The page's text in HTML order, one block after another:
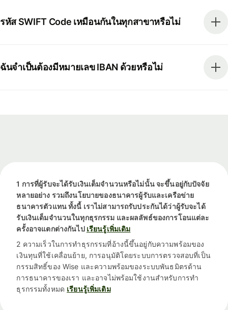
รหัส SWIFT Code เหมือนกันในทุกสาขาหรือไม่
ฉันจำเป็นต้องมีหมายเลข IBAN ด้วยหรือไม่
1 การที่ผู้รับจะได้รับเงินเต็มจำนวนหรือไม่นั้น จะขึ้นอยู่กับปัจจัย
หลายอย่าง รวมถึงนโยบายของธนาคารผู้รับและเครือข่าย
ธนาคารตัวแทน ทั้งนี้ เราไม่สามารถรับประกันได้ว่าผู้รับจะได้
รับเงินเต็มจำนวนในทุกธุรกรรม และผลลัพธ์ของการโอนแต่ละ
ครั้งอาจแตกต่างกันไป เรียนรู้เพิ่มเติม
2 ความเร็วในการทำธุรกรรมที่อ้างนี้ขึ้นอยู่กับความพร้อมของ
เงินทุนที่ใช้เคลื่อนย้าย, การอนุมัติโดยระบบการตรวจสอบที่เป็น
กรรมสิทธิ์ของ Wise และความพร้อมของระบบพันธมิตรด้าน
การธนาคารของเรา และอาจไม่พร้อมใช้งานสำหรับการทำ
ธุรกรรมทั้งหมด เรียนรู้เพิ่มเติม